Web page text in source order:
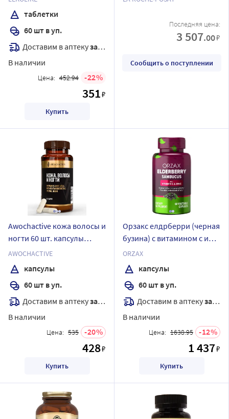
таблетки
60 шт в уп.
Доставим в аптекузавтра
В наличии
Цена: 452.94 22
351₽
Купить
Последняя цена:
3 507.00₽
Сообщить о поступлении
Awochactive кожа волосы и
ногти 60 шт. капсулы
массой 770 мг
AWOCHACTIVE
капсулы
60 шт в уп.
Доставим в аптекузавтра
В наличии
Цена: 535 20
428₽
Купить
Орзакс елдрберри (черная
бузина) с витамином с и
цинком 60 шт. капсулы
массой 584,5 мг
ORZAX
капсулы
60 шт в уп.
Доставим в аптекузавтра
В наличии
Цена: 1638.95 12
1 437₽
Купить